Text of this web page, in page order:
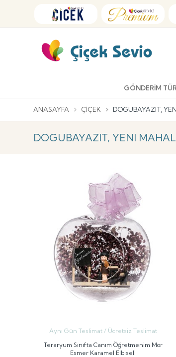
GÖNDERIM
ANASAYFA ÇIÇEK DOGUBAYAZIT,
DOGUBAYAZIT, YENI
Aynı Gün Teslimat / Ücretsiz Teslimat
Teraryum Sınıfta Canım Öğretmenim Mor
Esmer Karamel Elbiseli